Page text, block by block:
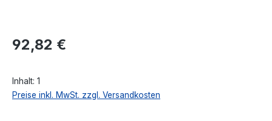
Regulärer Preis:
92,82 €
Inhalt: 1
Preise inkl. MwSt. zzgl. Versandkosten